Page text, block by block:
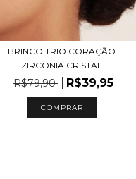
BRINCO TRIO CORAÇÃO
ZIRCONIA CRISTAL
R$79,90 R$39,95
COMPRAR